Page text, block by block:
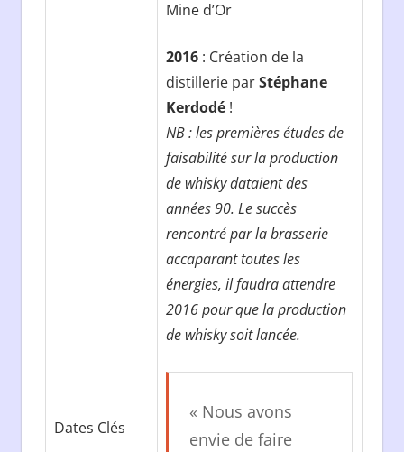
Dates Clés
Mine d’Or
2016 : Création de la
distillerie parStéphane
Kerdodé !
NB : les premières études de
faisabilité sur la production
de whisky dataient des
années 90. Le succès
rencontré par la brasserie
accaparant toutes les
énergies, il faudra attendre
2016 pour que la production
de whisky soit lancée.
« Nous avons
envie de faire